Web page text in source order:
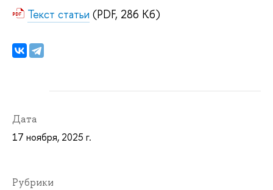
Текст статьи (PDF, 286 Кб)
Дата
17 ноября, 2025 г.
Рубрики